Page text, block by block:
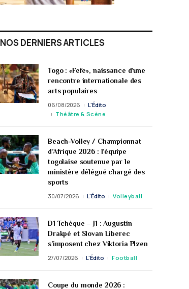
NOS DERNIERS ARTICLES
Togo : «Fefe», naissance d’une
rencontre internationale des
arts populaires
06/08/2026
L'Édito
Théâtre & Scène
Beach-Volley / Championnat
d’Afrique 2026 : l’équipe
togolaise soutenue par le
ministère délégué chargé des
sports
30/07/2026 L'Édito Volleyball
D1 Tchèque – J1 : Augustin
Drakpé et Slovan Liberec
s’imposent chez Viktoria Plzen
27/07/2026 L'Édito Football
Coupe du monde 2026 :